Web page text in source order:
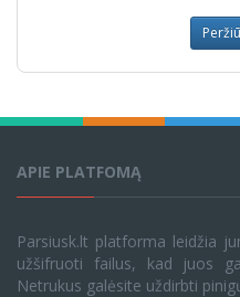
APIE PLATFOMĄ
Parsiusk.lt platforma leidžia
užšifruoti failus, kad juos
Netrukus galėsite uždirbti